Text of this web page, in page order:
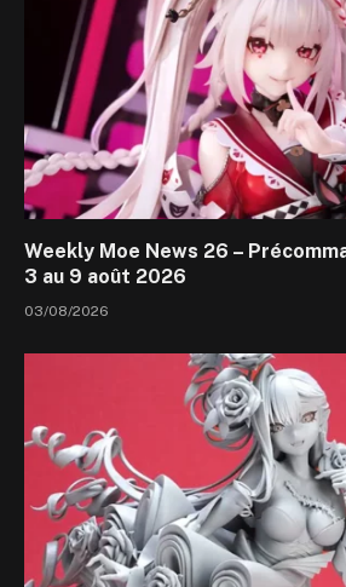
Weekly Moe News 26 –
3 au 9 août 2026
03/08/2026